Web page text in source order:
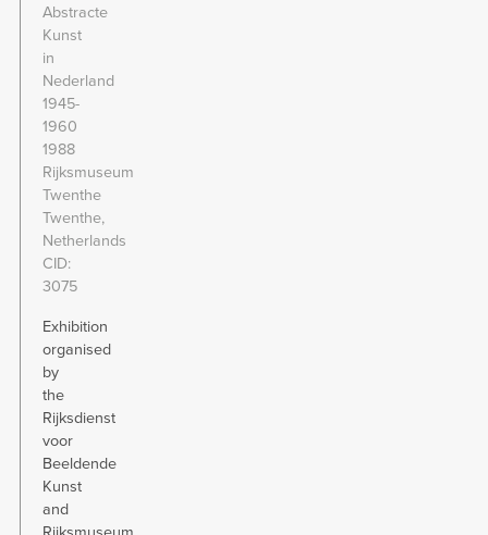
Abstracte
Kunst
in
Nederland
1945-
1960
1988
Rijksmuseum
Twenthe
Twenthe,
Netherlands
CID
3075
Exhibition
organised
by
the
Rijksdienst
voor
Beeldende
Kunst
and